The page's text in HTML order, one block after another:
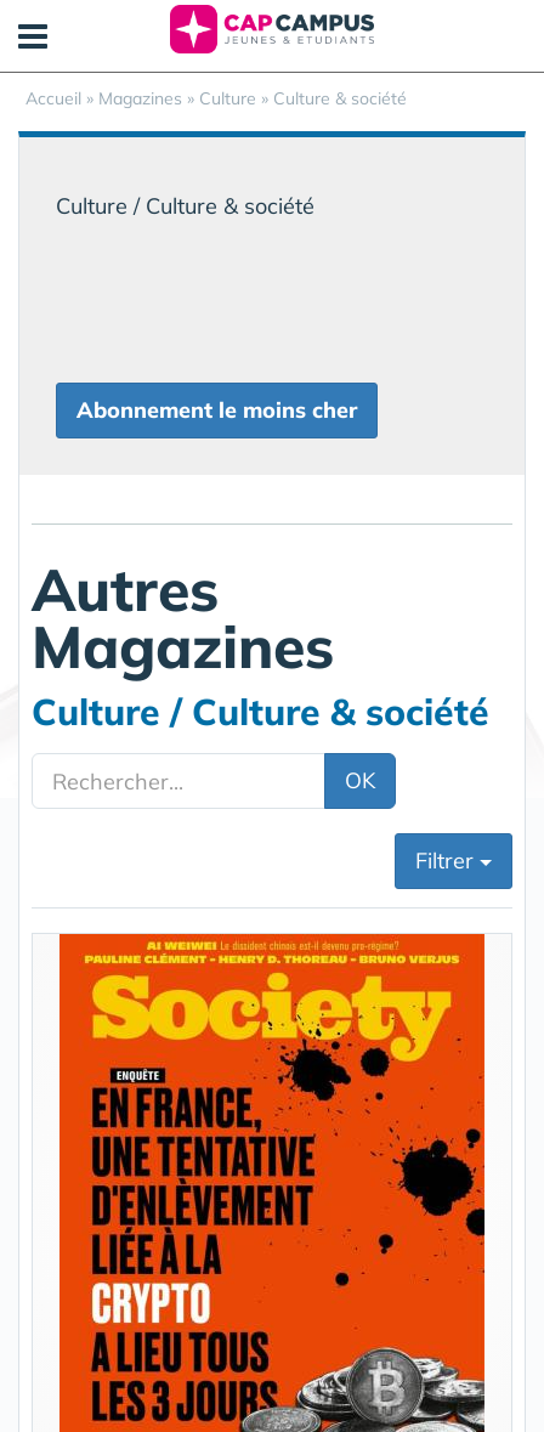
Accueil » Magazines » Culture » Culture & société
Culture / Culture & société
Abonnement le moins cher
Autres
Magazines
Culture / Culture & société
OK
Filtrer
Panneau de gestion des cookies